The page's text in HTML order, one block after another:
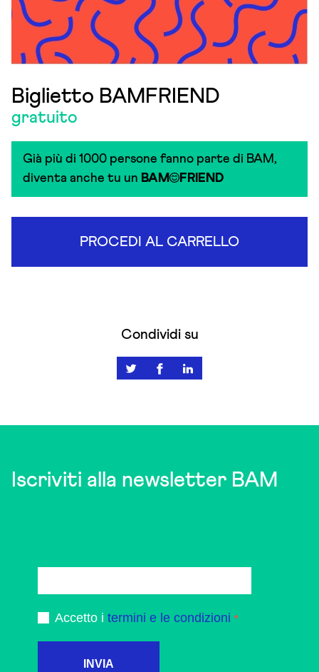
Biglietto BAMFRIEND
gratuito
Già più di 1000 persone fanno parte di BAM,
diventa anche tu un BAM FRIEND
PROCEDI AL CARRELLO
Condividi su
Iscriviti alla newsletter BAM
Accetto i termini e le condizioni
INVIA